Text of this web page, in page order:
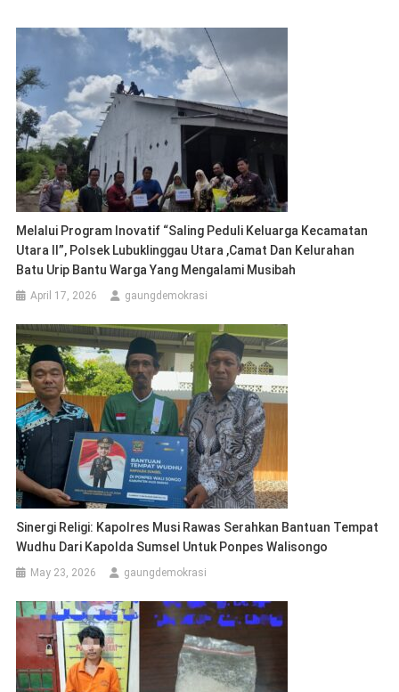
Melalui Program Inovatif “Saling Peduli Keluarga Kecamatan
Utara II”, Polsek Lubuklinggau Utara ,Camat Dan Kelurahan
Batu Urip Bantu Warga Yang Mengalami Musibah
April 17, 2026 gaungdemokrasi
Sinergi Religi: Kapolres Musi Rawas Serahkan Bantuan Tempat
Wudhu Dari Kapolda Sumsel Untuk Ponpes Walisongo
May 23, 2026 gaungdemokrasi